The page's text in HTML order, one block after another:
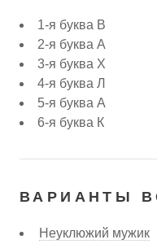
1-я буква В
2-я буква А
3-я буква Х
4-я буква Л
5-я буква А
6-я буква К
ВАРИАНТЫ
Неуклюжий мужик